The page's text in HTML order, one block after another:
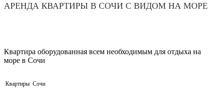
АРЕНДА КВАРТИРЫ В СОЧИ С ВИДОМ НА МОРЕ
Квартира оборудованная всем необходимым для отдыха на
море в Сочи
Квартиры Сочи